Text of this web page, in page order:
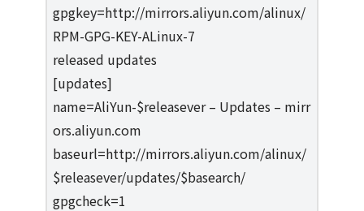
gpgkey=http://mirrors.aliyun.com/alinux/
RPM-GPG-KEY-ALinux-7
released updates
[updates]
name=AliYun-$releasever – Updates – mirr
ors.aliyun.com
baseurl=http://mirrors.aliyun.com/alinux/
$releasever/updates/$basearch/
gpgcheck=1